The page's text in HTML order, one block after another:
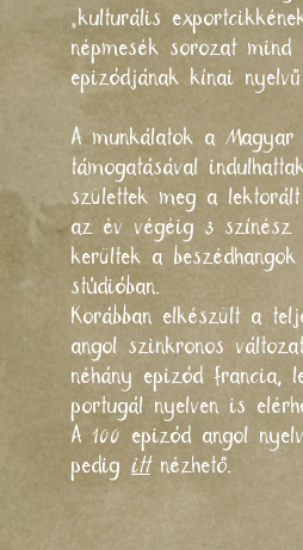
„kulturális
népmesék sorozat mind
epizódjának kínai
A munkálatok a Magyar
támogatásával
születtek meg a
az év végéig 3 színész
kerültek a
stúdióban.
Korábban elkészült a
angol szinkronos
néhány epizód francia,
portugál nyelven is
A 100 epizód angol
pedig ittnézhető.